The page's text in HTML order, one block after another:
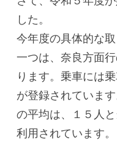
した。
今年度の具体的な取
一つは、奈良方面
ります。乗車には
が登録されていま
の平均は、１５人
利用されています。